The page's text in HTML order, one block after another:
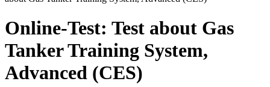
Online-Test: Test about Gas
Tanker Training System,
Advanced (CES)